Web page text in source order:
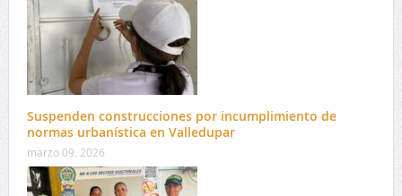
Suspenden construcciones por incumplimiento de
normas urbanística en Valledupar
marzo 09, 2026